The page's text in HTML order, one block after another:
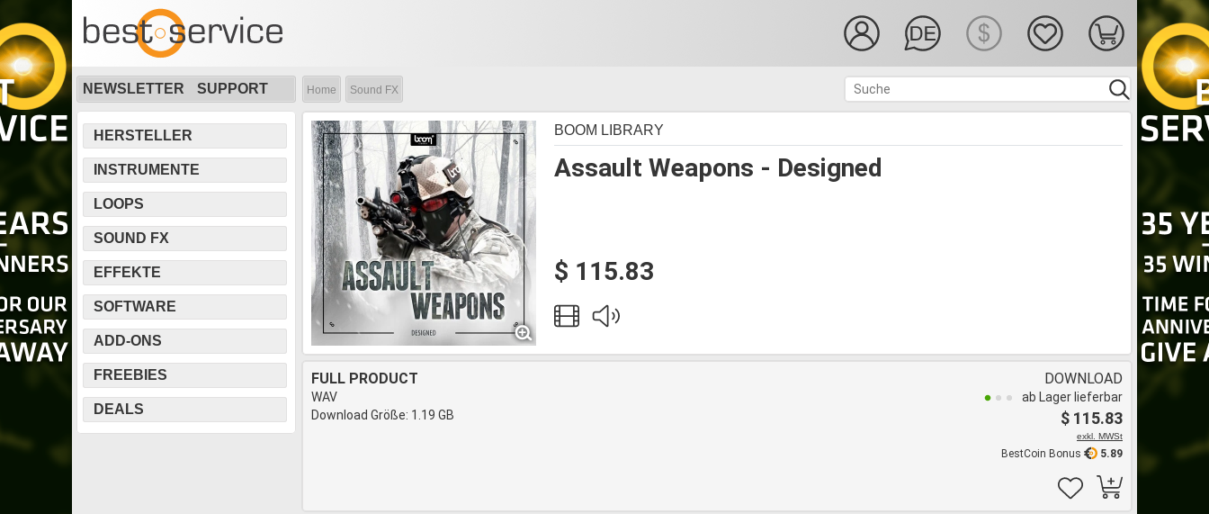
NEWSLETTER SUPPORT Home Sound FX
HERSTELLER
INSTRUMENTE
LOOPS
SOUND FX
EFFEKTE
SOFTWARE
ADD-ONS
FREEBIES
DEALS
Assault Weapons - Designed
BOOM LIBRARY
$ 115.83
FULL PRODUCT
WAV
Download Größe: 1.19 GB
DOWNLOAD
ab Lager lieferbar
$ 115.83
exkl. MWSt
5.89
BestCoin Bonus